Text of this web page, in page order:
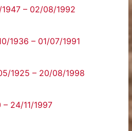
– 02/08/1992
1936 – 01/07/1991
1925 – 20/08/1998
24/11/1997